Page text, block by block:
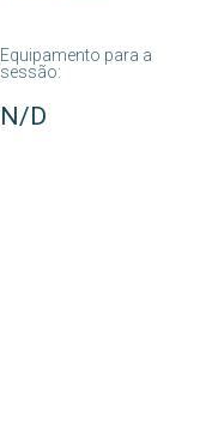
Equipamento para a
sessão:
N/D